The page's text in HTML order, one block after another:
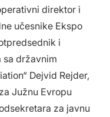
direktor i
učesnike Ekspo
i
sa državnim
Dejvid Rejder,
Južnu Evropu
za javnu